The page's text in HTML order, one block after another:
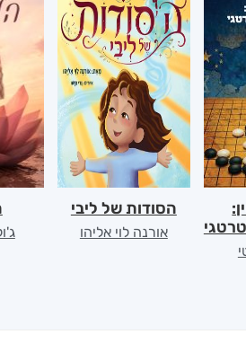
הסודות של ליבי
אורנה לוי אליהו